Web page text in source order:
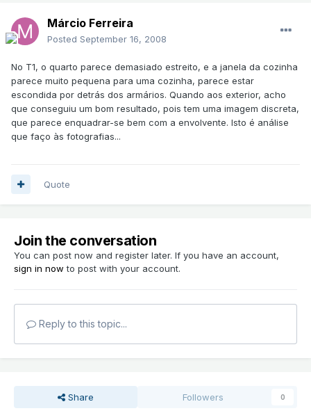
Márcio Ferreira
Posted September 16, 2008
No T1, o quarto parece demasiado estreito, e a janela da cozinha
parece muito pequena para uma cozinha, parece estar
escondida por detrás dos armários. Quando aos exterior, acho
que conseguiu um bom resultado, pois tem uma imagem discreta,
que parece enquadrar-se bem com a envolvente. Isto é análise
que faço às fotografias...
Quote
Join the conversation
You can post now and register later. If you have an account,
sign in now to post with your account.
Reply to this topic...
Share Followers 0